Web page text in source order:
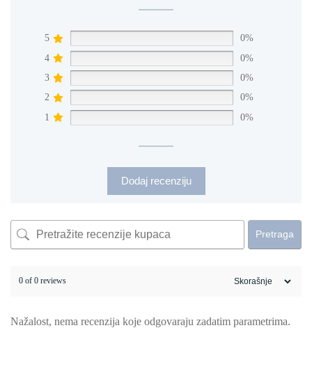
5
0%
4
0%
3
0%
2
0%
1
0%
Dodaj recenziju
Pretraga
0 of 0 reviews
Nažalost, nema recenzija koje odgovaraju zadatim parametrima.